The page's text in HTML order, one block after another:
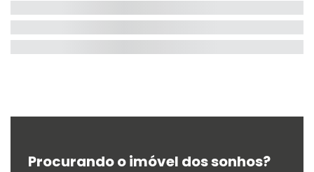
Procurando o imóvel dos sonhos?